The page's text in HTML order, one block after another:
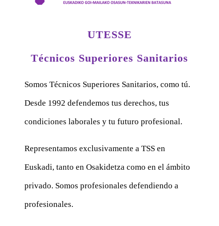
UTESSE
Técnicos Superiores Sanitarios
Somos Técnicos Superiores Sanitarios, como tú.
Desde 1992 defendemos tus derechos, tus
condiciones laborales y tu futuro profesional.
Representamos exclusivamente a TSS en
Euskadi, tanto en Osakidetza como en el ámbito
privado. Somos profesionales defendiendo a
profesionales.